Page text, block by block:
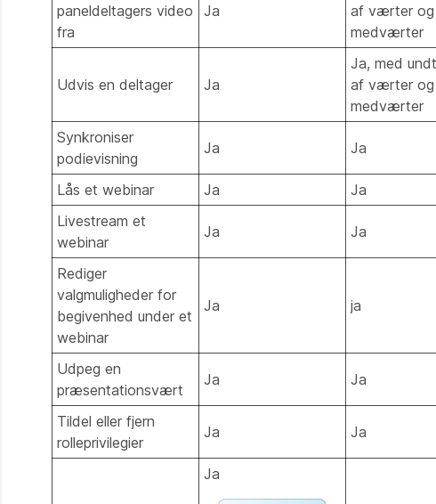
paneldeltagers video
fra
Ja
af værter og
medværter
Udvis en deltager Ja
Ja, med
af værter og
medværter
Synkroniser
podievisning
Ja Ja
Lås et webinar Ja Ja
Livestream et
webinar
Ja Ja
Rediger
valgmuligheder for
begivenhed under et
webinar
Ja ja
Udpeg en
præsentationsvært
Ja Ja
Tildel eller fjern
rolleprivilegier
Ja Ja
Ja